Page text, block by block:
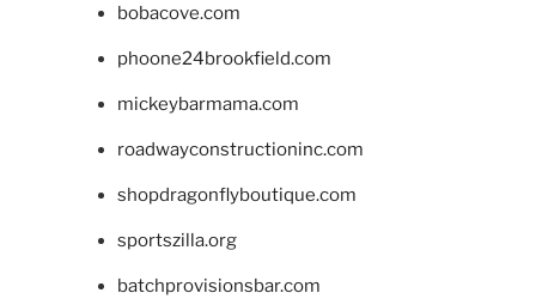
bobacove.com
phoone24brookfield.com
mickeybarmama.com
roadwayconstructioninc.com
shopdragonflyboutique.com
sportszilla.org
batchprovisionsbar.com